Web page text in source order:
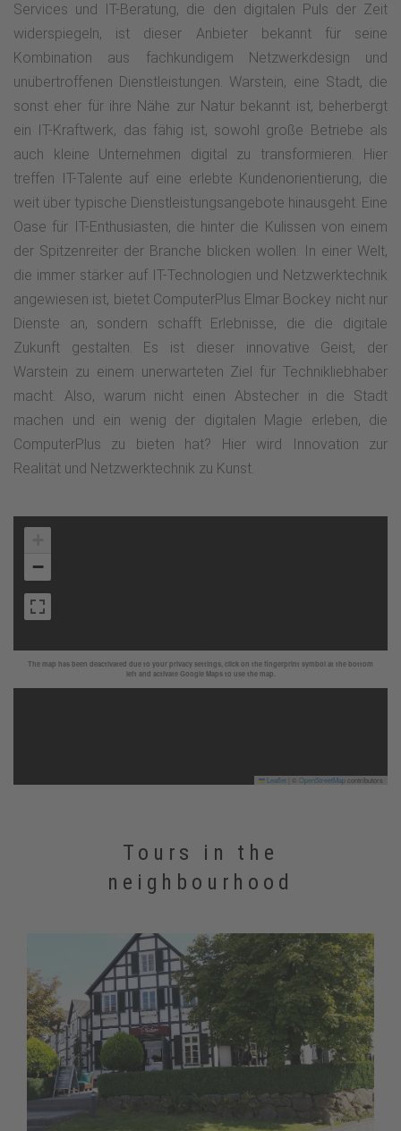
Services und IT-Beratung, die den digitalen Puls der Zeit
widerspiegeln, ist dieser Anbieter bekannt für seine
Kombination aus fachkundigem Netzwerkdesign und
unübertroffenen Dienstleistungen. Warstein, eine Stadt, die
sonst eher für ihre Nähe zur Natur bekannt ist, beherbergt
ein IT-Kraftwerk, das fähig ist, sowohl große Betriebe als
auch kleine Unternehmen digital zu transformieren. Hier
treffen IT-Talente auf eine erlebte Kundenorientierung, die
weit über typische Dienstleistungsangebote hinausgeht. Eine
Oase für IT-Enthusiasten, die hinter die Kulissen von einem
der Spitzenreiter der Branche blicken wollen. In einer Welt,
die immer stärker auf IT-Technologien und Netzwerktechnik
angewiesen ist, bietet ComputerPlus Elmar Bockey nicht nur
Dienste an, sondern schafft Erlebnisse, die die digitale
Zukunft gestalten. Es ist dieser innovative Geist, der
Warstein zu einem unerwarteten Ziel für Technikliebhaber
macht. Also, warum nicht einen Abstecher in die Stadt
machen und ein wenig der digitalen Magie erleben, die
ComputerPlus zu bieten hat? Hier wird Innovation zur
Realität und Netzwerktechnik zu Kunst.
The map has been deactivated due to your privacy settings, click on the fingerprint symbol at the bottom
left and activate Google Maps to use the map.
−
Leaflet OpenStreetMapcontributors
Tours in the
neighbourhood